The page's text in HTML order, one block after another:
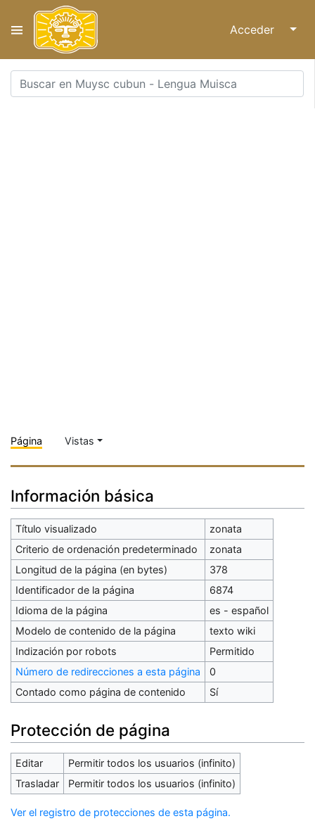
Acceder ↓
Página Vistas
Información básica
Título visualizado
zonata
Criterio de ordenación predeterminado
zonata
Longitud de la página (en bytes)
378
Identificador de la página
6874
Idioma de la página
es - español
Modelo de contenido de la página
texto wiki
Indización por robots
Permitido
Número de redirecciones a esta página
0
Contado como página de contenido
Sí
Protección de página
Editar
Permitir todos los usuarios (infinito)
Trasladar
Permitir todos los usuarios (infinito)
Ver el registro de protecciones de esta página.